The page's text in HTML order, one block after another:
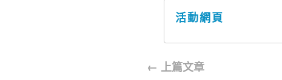
活動網頁
← 上篇文章